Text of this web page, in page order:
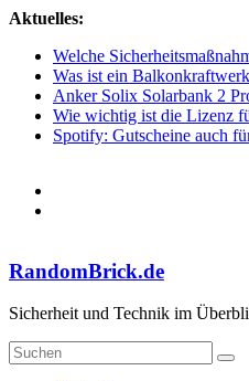
Zum
springen
Aktuelles:
Welche
Was ist ein
Anker Solix Solarbank 2
Wie wichtig ist die Lizenz
Spotify: Gutscheine auch
RandomBrick.de
Sicherheit und Technik im